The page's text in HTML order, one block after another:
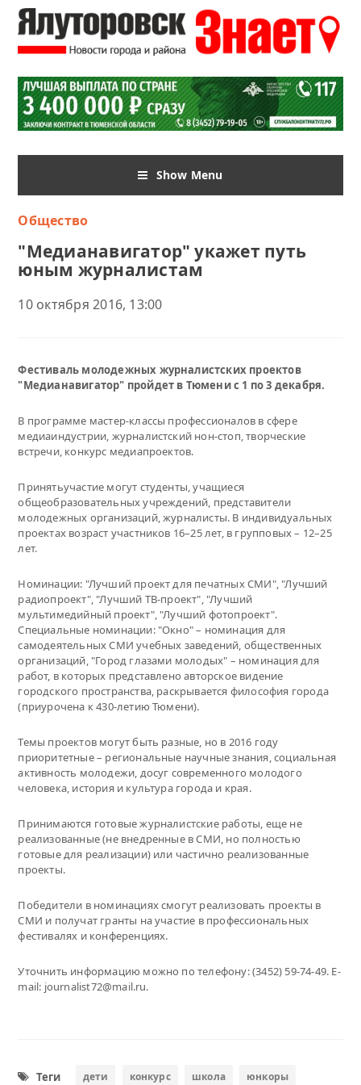
Show Menu
Общество
"Медианавигатор" укажет путь
юным журналистам
10 октября 2016, 13:00
Фестиваль молодежных журналистских проектов
"Медианавигатор" пройдет в Тюмени с 1 по 3 декабря.
В программе мастер-классы профессионалов в сфере
медиаиндустрии, журналистский нон-стоп, творческие
встречи, конкурс медиапроектов.
Принятьучастие могут студенты, учащиеся
общеобразовательных учреждений, представители
молодежных организаций, журналисты. В индивидуальных
проектах возраст участников 16–25 лет, в групповых – 12–25
лет.
Номинации: "Лучший проект для печатных СМИ", "Лучший
радиопроект", "Лучший ТВ-проект", "Лучший
мультимедийный проект", "Лучший фотопроект".
Специальные номинации: "Окно" – номинация для
самодеятельных СМИ учебных заведений, общественных
организаций, "Город глазами молодых" – номинация для
работ, в которых представлено авторское видение
городского пространства, раскрывается философия города
(приурочена к 430-летию Тюмени).
Темы проектов могут быть разные, но в 2016 году
приоритетные – региональные научные знания, социальная
активность молодежи, досуг современного молодого
человека, история и культура города и края.
Принимаются готовые журналистские работы, еще не
реализованные (не внедренные в СМИ, но полностью
готовые для реализации) или частично реализованные
проекты.
Победители в номинациях смогут реализовать проекты в
СМИ и получат гранты на участие в профессиональных
фестивалях и конференциях.
Уточнить информацию можно по телефону: (3452) 59-74-49. Е-
mail: journalist72@mail.ru.
Теги дети конкурс школа юнкоры